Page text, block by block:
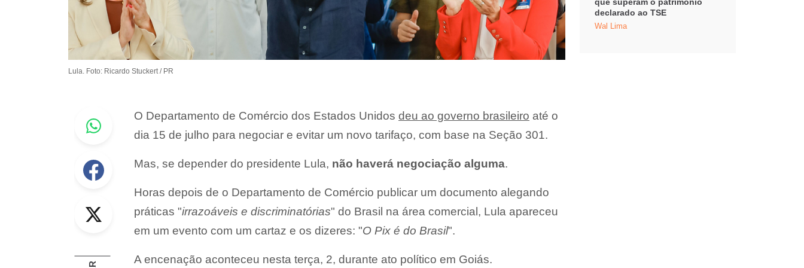
Lula. Foto: Ricardo Stuckert / PR
Whastapp
Facebook
O Departamento de Comércio dos Estados Unidos deu ao governo brasileiro até o
dia 15 de julho para negociar e evitar um novo tarifaço, com base na Seção 301.
Mas, se depender do presidente Lula, não haverá negociação alguma.
Horas depois de o Departamento de Comércio publicar um documento alegando
práticas "irrazoáveis e discriminatórias" do Brasil na área comercial, Lula apareceu
em um evento com um cartaz e os dizeres: "O Pix é do Brasil".
A encenação aconteceu nesta terça, 2, durante ato político em Goiás.
declarado ao TSE
Wal Lima